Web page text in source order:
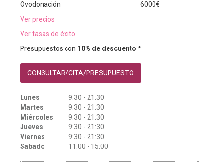
Ovodonación
6000€
Ver precios
Ver tasas de éxito
Presupuestos con 10% de descuento *
CONSULTAR/CITA/PRESUPUESTO
Lunes
9:30 - 21:30
Martes
9:30 - 21:30
Miércoles
9:30 - 21:30
Jueves
9:30 - 21:30
Viernes
9:30 - 21:30
Sábado
11:00 - 15:00